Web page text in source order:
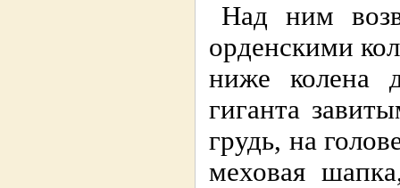
Над ним
орденскими
ниже колена
гиганта
грудь, на
меховая